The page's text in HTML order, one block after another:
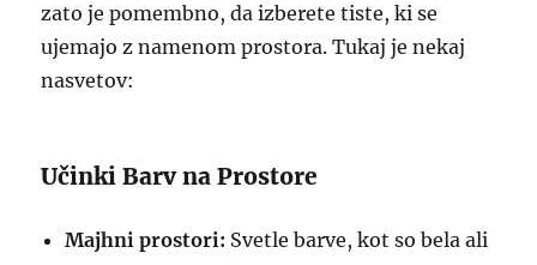
zato je pomembno, da izberete tiste, ki se
ujemajo z namenom prostora. Tukaj je nekaj
nasvetov:
Učinki Barv na Prostore
Majhni prostori: Svetle barve, kot so bela ali